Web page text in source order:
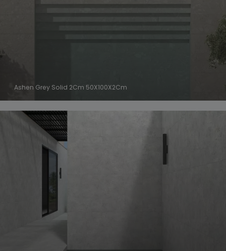
Ashen Grey Solid 2Cm 50X100X2Cm